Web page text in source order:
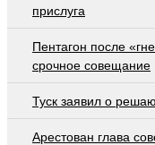
приcлугa
Пентагон после
срочное совещание
Туск заявил о
Арестован глава